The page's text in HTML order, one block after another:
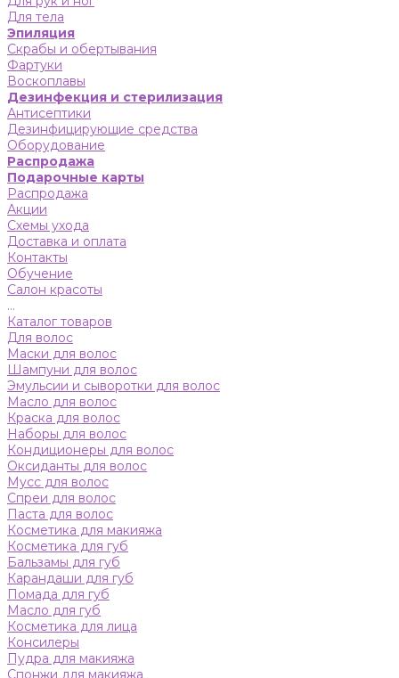
Для тела
Эпиляция
Скрабы и обертывания
Фартуки
Воскоплавы
Дезинфекция и стерилизация
Антисептики
Дезинфицирующие средства
Оборудование
Распродажа
Подарочные карты
Распродажа
Акции
Схемы ухода
Доставка и оплата
Контакты
Обучение
Салон красоты
...
Каталог товаров
Для волос
Маски для волос
Шампуни для волос
Эмульсии и сыворотки для волос
Масло для волос
Краска для волос
Наборы для волос
Кондиционеры для волос
Оксиданты для волос
Мусс для волос
Спреи для волос
Паста для волос
Косметика для макияжа
Косметика для губ
Бальзамы для губ
Карандаши для губ
Помада для губ
Масло для губ
Косметика для лица
Консилеры
Пудра для макияжа
Спонжи для макияжа